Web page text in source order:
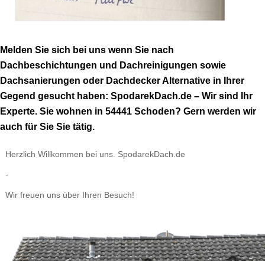
Melden Sie sich bei uns wenn Sie nach
Dachbeschichtungen und Dachreinigungen sowie
Dachsanierungen oder Dachdecker Alternative in Ihrer
Gegend gesucht haben: SpodarekDach.de – Wir sind Ihr
Experte. Sie wohnen in 54441 Schoden? Gern werden wir
auch für Sie Sie tätig.
Herzlich Willkommen bei uns. SpodarekDach.de
-
Wir freuen uns über Ihren Besuch!